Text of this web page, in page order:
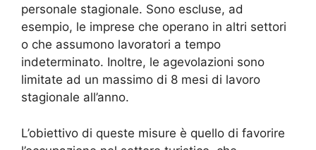
personale stagionale. Sono escluse, ad
esempio, le imprese che operano in altri settori
o che assumono lavoratori a tempo
indeterminato. Inoltre, le agevolazioni sono
limitate ad un massimo di 8 mesi di lavoro
stagionale all’anno.
L’obiettivo di queste misure è quello di favorire